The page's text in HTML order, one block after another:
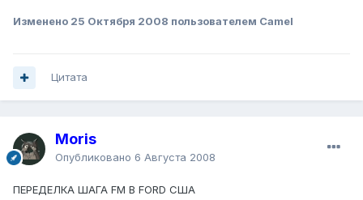
Изменено 25 Октября 2008 пользователем Camel
Цитата
Moris
Опубликовано 6 Августа 2008
ПЕРЕДЕЛКА ШАГА FM В FORD США